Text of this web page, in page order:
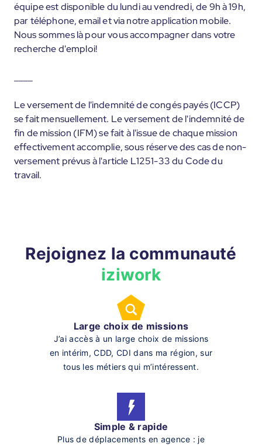
équipe est disponible du lundi au vendredi, de 9h à 19h,
par téléphone, email et via notre application mobile.
Nous sommes là pour vous accompagner dans votre
recherche d'emploi!
Le versement de l'indemnité de congés payés (ICCP)
se fait mensuellement. Le versement de l'indemnité de
fin de mission (IFM) se fait à l'issue de chaque mission
effectivement accomplie, sous réserve des cas de non-
versement prévus à l'article L1251-33 du Code du
travail.
Rejoignez la communauté
iziwork
Large choix de missions
J’ai accès à un large choix de missions
en intérim, CDD, CDI dans ma région, sur
tous les métiers qui m’intéressent.
Simple & rapide
Plus de déplacements en agence : je